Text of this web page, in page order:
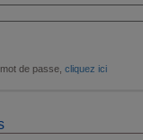
de passe, cliquez ici